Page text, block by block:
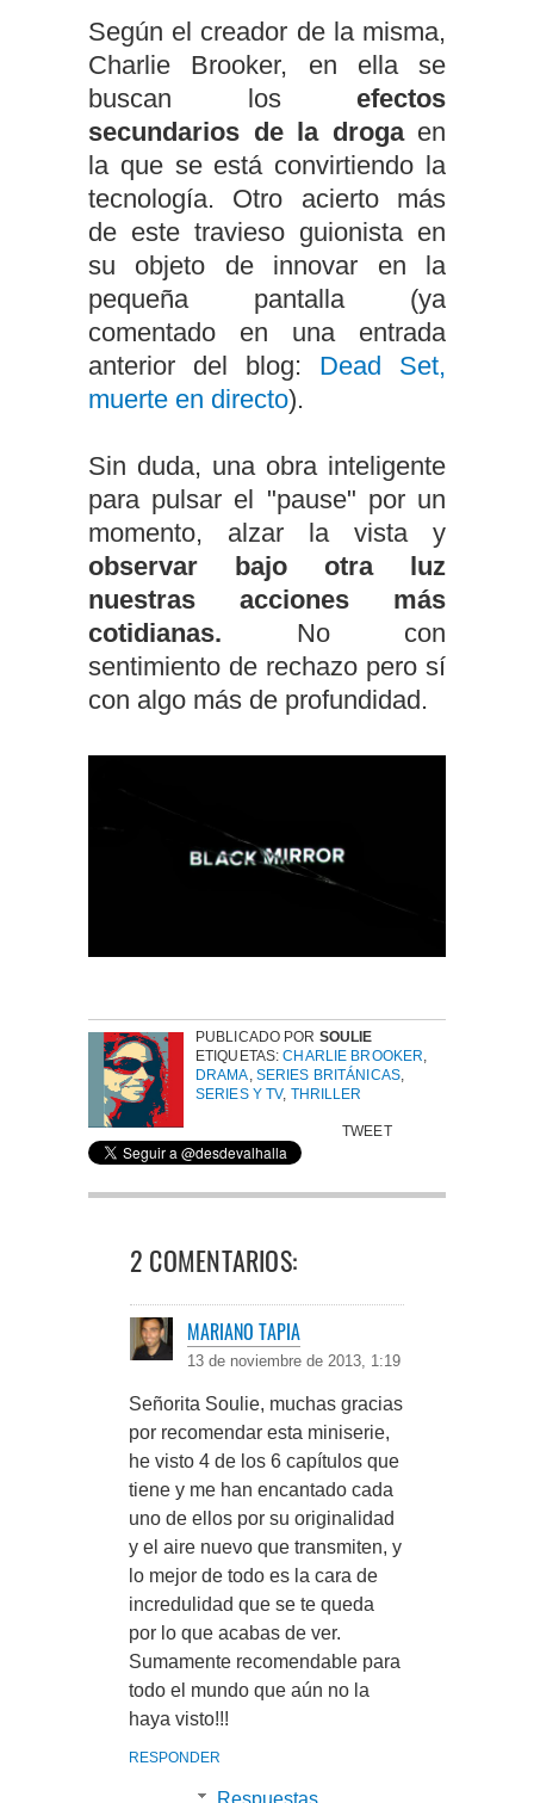
Según el creador de la misma,
Charlie Brooker, en ella se
buscan los efectos
secundarios de la drogaen
la que se está convirtiendo la
tecnología. Otro acierto más
de este travieso guionista en
su objeto de innovar en la
pequeña pantalla (ya
comentado en una entrada
anterior del blog: Dead Set,
muerte en directo).
Sin duda, una obra inteligente
para pulsar el "pause" por un
momento, alzar la vista y
observar bajo otra luz
nuestras acciones más
cotidianas. No con
sentimiento de rechazo pero sí
con algo más de profundidad.
PUBLICADO POR SOULIE
ETIQUETAS:CHARLIE BROOKER,
DRAMA, SERIES BRITÁNICAS,
SERIES Y TV, THRILLER
TWEET
2 COMENTARIOS:
MARIANO TAPIA
13 de noviembre de 2013, 1:19
Señorita Soulie, muchas gracias
por recomendar esta miniserie,
he visto 4 de los 6 capítulos que
tiene y me han encantado cada
uno de ellos por su originalidad
y el aire nuevo que transmiten, y
lo mejor de todo es la cara de
incredulidad que se te queda
por lo que acabas de ver.
Sumamente recomendable para
todo el mundo que aún no la
haya visto!!!
RESPONDER
Respuestas